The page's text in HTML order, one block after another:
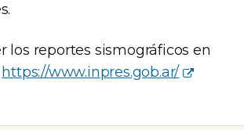
los reportes sismográficos en
https://www.inpres.gob.ar/